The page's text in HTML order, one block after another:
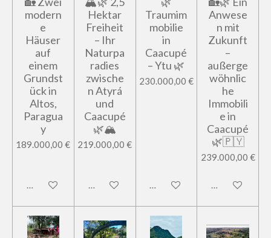
modern
e
Häuser
auf
einem
Grundst
ück in
Altos,
Paragua
y
189.000,00 €
In den Warenkorb
Hektar
Freiheit
– Ihr
Naturpa
radies
zwische
n Atyrá
und
Caacupé
🌿🏔️
219.000,00 €
In den Warenkorb
Traumim
mobilie
in
Caacupé
– Ytu 🌿
230.000,00 €
In den Warenkorb
Anwese
n mit
Zukunft
–
außerge
wöhnlic
he
Immobili
e in
Caacupé
🌿🇵🇾
239.000,00 €
In den